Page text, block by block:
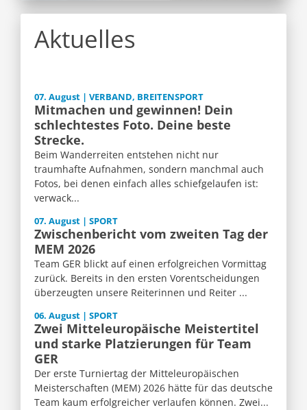
Aktuelles
07. August | VERBAND, BREITENSPORT
Mitmachen und gewinnen! Dein
schlechtestes Foto. Deine beste
Strecke.
Beim Wanderreiten entstehen nicht nur
traumhafte Aufnahmen, sondern manchmal auch
Fotos, bei denen einfach alles schiefgelaufen ist:
verwack...
07. August | SPORT
Zwischenbericht vom zweiten Tag der
MEM 2026
Team GER blickt auf einen erfolgreichen Vormittag
zurück. Bereits in den ersten Vorentscheidungen
überzeugten unsere Reiterinnen und Reiter ...
06. August | SPORT
Zwei Mitteleuropäische Meistertitel
und starke Platzierungen für Team
GER
Der erste Turniertag der Mitteleuropäischen
Meisterschaften (MEM) 2026 hätte für das deutsche
Team kaum erfolgreicher verlaufen können. Zwei...